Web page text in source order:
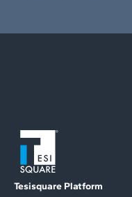
Tesisquare Platform